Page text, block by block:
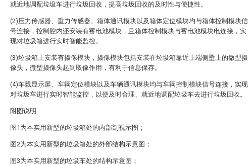
就近地调配垃圾车进行垃圾回收，提高垃圾回收的及时性与便捷性。
(2)压力传感器、重力传感器、箱体通讯模块以及箱体定位模块均与箱体控制模块信
号连接，控制腔内还安装有蓄电池模块，且箱体控制模块与蓄电池模块电连接，实
现对垃圾箱进行实时智能监控。
(3)垃圾箱上安装有摄像模块，摄像模块包括安装在垃圾箱靠近上端侧壁上的微型摄
像头，微型摄像头起到取像作用，有利于信息保存。
(4)车载显示屏、车辆定位模块以及车辆通讯模块均与车辆控制模块信号连接，实现
对垃圾车进行实时智能监控，以便及时合理、就近地调配垃圾车去进行垃圾回收。
附图说明
图1为本实用新型的垃圾箱处的内部剖视示图；
图2为本实用新型的垃圾箱处的外部结构示意图；
图3为本实用新型的垃圾车处的结构示意图；